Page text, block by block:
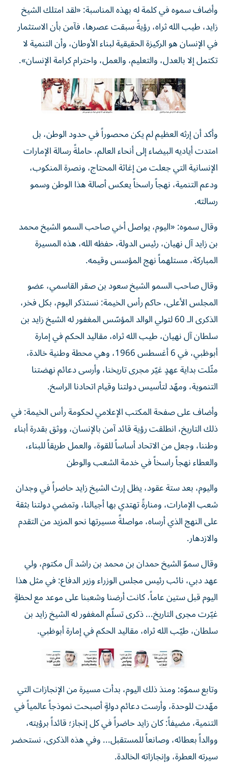
وأضاف سموه في كلمة له بهذه المناسبة: «لقد امتلك الشيخ
زايد، طيب الله ثراه، رؤيةً سبقت عصرها، فآمن بأن الاستثمار
في الإنسان هو الركيزة الحقيقية لبناء الأوطان، وأن التنمية لا
تكتمل إلا بالعدل، والتعليم، والعمل، واحترام كرامة الإنسان».
وأكد أن إرثه العظيم لم يكن محصوراً في حدود الوطن، بل
امتدت أياديه البيضاء إلى أنحاء العالم، حاملةً رسالة الإمارات
الإنسانية التي جعلت من إغاثة المحتاج، ونصرة المنكوب،
ودعم التنمية، نهجاً راسخاً يعكس أصالة هذا الوطن وسمو
رسالته.
وقال سموه: «اليوم، يواصل أخي صاحب السمو الشيخ محمد
بن زايد آل نهيان، رئيس الدولة، حفظه الله، هذه المسيرة
المباركة، مستلهماً نهج المؤسس وقيمه.
وقال صاحب السمو الشيخ سعود بن صقر القاسمي، عضو
المجلس الأعلى، حاكم رأس الخيمة: نستذكر اليوم، بكل فخر،
الذكرى الـ 60 لتولي الوالد المؤسّس المغفور له الشيخ زايد بن
سلطان آل نهيان، طيب الله ثراه، مقاليد الحكم في إمارة
أبوظبي، في 6 أغسطس 1966، وهي محطة وطنية خالدة،
مثّلت بداية عهدٍ غيّر مجرى تاريخنا، وأرسى دعائم نهضتنا
التنموية، ومهّد لتأسيس دولتنا وقيام اتحادنا الراسخ.
وأضاف على صفحة المكتب الإعلامي لحكومة رأس الخيمة: في
ذلك التاريخ، انطلقت رؤية قائد آمن بالإنسان، ووثق بقدرة أبناء
وطننا، وجعل من الاتحاد أساساً للقوة، والعمل طريقاً للبناء،
والعطاء نهجاً راسخاً في خدمة الشعب والوطن
واليوم، بعد ستة عقود، يظل إرث الشيخ زايد حاضراً في وجدان
شعب الإمارات، ومنارةً تهتدي بها أجيالنا، وتمضي دولتنا بثقة
على النهج الذي أرساه، مواصلةً مسيرتها نحو المزيد من التقدم
والازدهار.
وقال سموّ الشيخ حمدان بن محمد بن راشد آل مكتوم، ولي
عهد دبي، نائب رئيس مجلس الوزراء وزير الدفاع: في مثل هذا
اليوم قبل ستين عاماً، كانت أرضنا وشعبنا على موعد مع لحظةٍ
غيّرت مجرى التاريخ... ذكرى تسلّم المغفور له الشيخ زايد بن
سلطان، طيّب الله ثراه، مقاليد الحكم في إمارة أبوظبي.
وتابع سموّه: ومنذ ذلك اليوم، بدأت مسيرة من الإنجازات التي
مهّدت للوحدة، وأرست دعائم دولةٍ أصبحت نموذجاً عالمياً في
التنمية، مضيفاً: كان زايد حاضراً في كل إنجاز؛ قائداً برؤيته،
ووالداً بعطائه، وصانعاً للمستقبل... وفي هذه الذكرى، نستحضر
سيرته العطرة، وإنجازاته الخالدة.